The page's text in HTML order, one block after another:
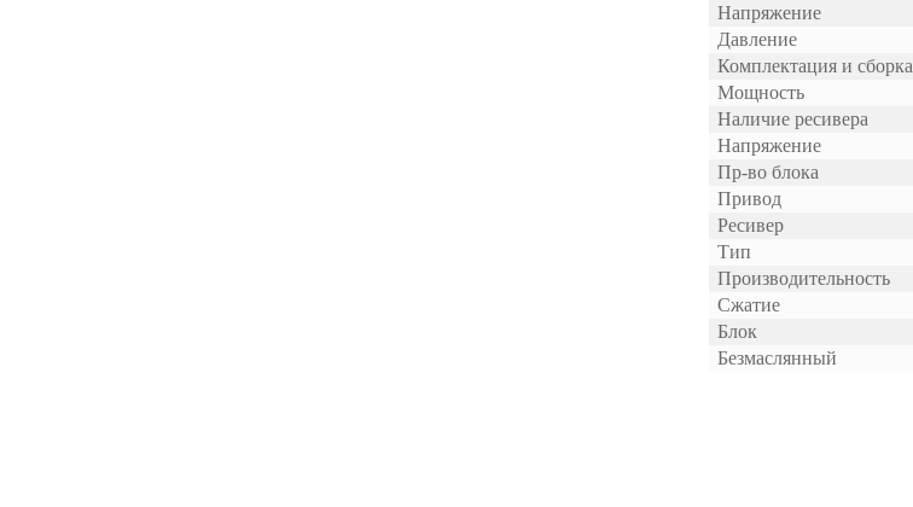
Напряжение
Давление
Комплектация и сборка
Мощность
Наличие ресивера
Напряжение
Пр-во блока
Привод
Ресивер
Тип
Производительность
Сжатие
Блок
Безмаслянный